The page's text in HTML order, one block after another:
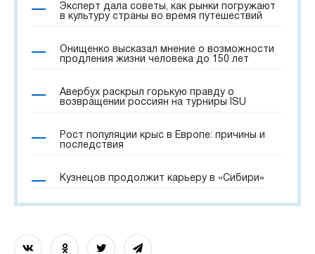
Эксперт дала советы, как рынки погружают
в культуру страны во время путешествий
Онищенко высказал мнение о возможности
продления жизни человека до 150 лет
Авербух раскрыл горькую правду о
возвращении россиян на турниры ISU
Рост популяции крыс в Европе: причины и
последствия
Кузнецов продолжит карьеру в «Сибири»